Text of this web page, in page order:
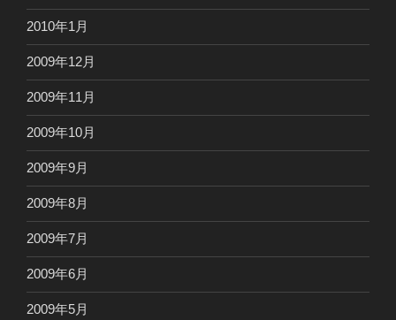
2010年1月
2009年12月
2009年11月
2009年10月
2009年9月
2009年8月
2009年7月
2009年6月
2009年5月